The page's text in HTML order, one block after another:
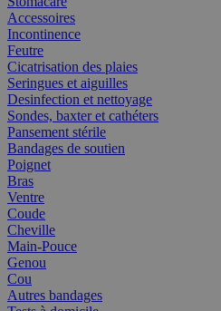
Accessoires
Incontinence
Feutre
Cicatrisation des plaies
Seringues et aiguilles
Desinfection et nettoyage
Sondes, baxter et cathéters
Pansement stérile
Bandages de soutien
Poignet
Bras
Ventre
Coude
Cheville
Main-Pouce
Genou
Cou
Autres bandages